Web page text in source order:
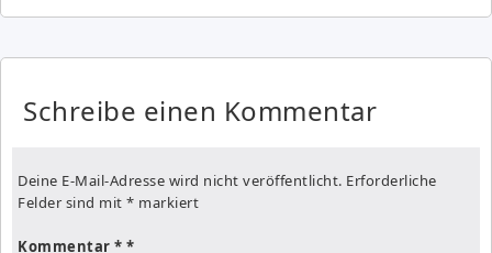
Schreibe einen Kommentar
Deine E-Mail-Adresse wird nicht veröffentlicht. Erforderliche
Felder sind mit * markiert
Kommentar *